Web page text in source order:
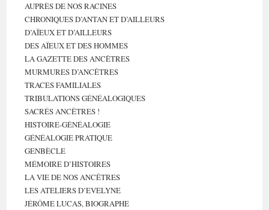
AUPRÈS DE NOS RACINES
CHRONIQUES D’ANTAN ET D’AILLEURS
D’AÏEUX ET D’AILLEURS
DES AÏEUX ET DES HOMMES
LA GAZETTE DES ANCÊTRES
MURMURES D’ANCÊTRES
TRACES FAMILIALES
TRIBULATIONS GÉNÉALOGIQUES
SACRÉS ANCÊTRES !
HISTOIRE-GÉNÉALOGIE
GÉNÉALOGIE PRATIQUE
GENBÈCLE
MÉMOIRE D’HISTOIRES
LA VIE DE NOS ANCÊTRES
LES ATELIERS D’EVELYNE
JÉRÔME LUCAS, BIOGRAPHE